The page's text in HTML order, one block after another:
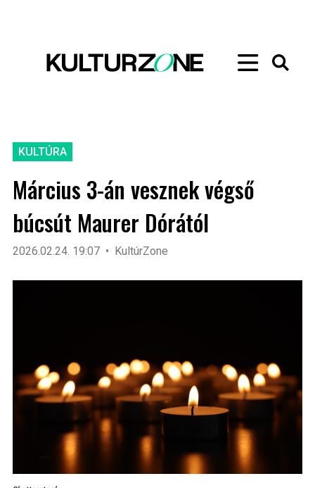
KULTÚRA
Március 3-án vesznek végső
búcsút Maurer Dórától
2026.02.24. 19:07 KultúrZone